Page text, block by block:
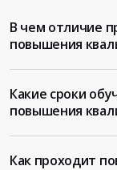
В чем отличие
повышения
Какие сроки
повышения
Как проходит